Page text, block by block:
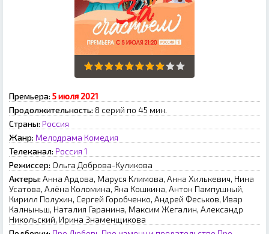
Премьера: 5 июля 2021
Продолжительность: 8 серий по 45 мин.
Страны: Россия
Жанр: Мелодрама Комедия
Телеканал: Россия 1
Режиссер: Ольга Доброва-Куликова
Актеры: Анна Ардова, Маруся Климова, Анна Хилькевич, Нина
Усатова, Алёна Коломина, Яна Кошкина, Антон Пампушный,
Кирилл Полухин, Сергей Горобченко, Андрей Феськов, Ивар
Калныньш, Наталия Гаранина, Максим Жегалин, Александр
Никольский, Ирина Знаменщикова